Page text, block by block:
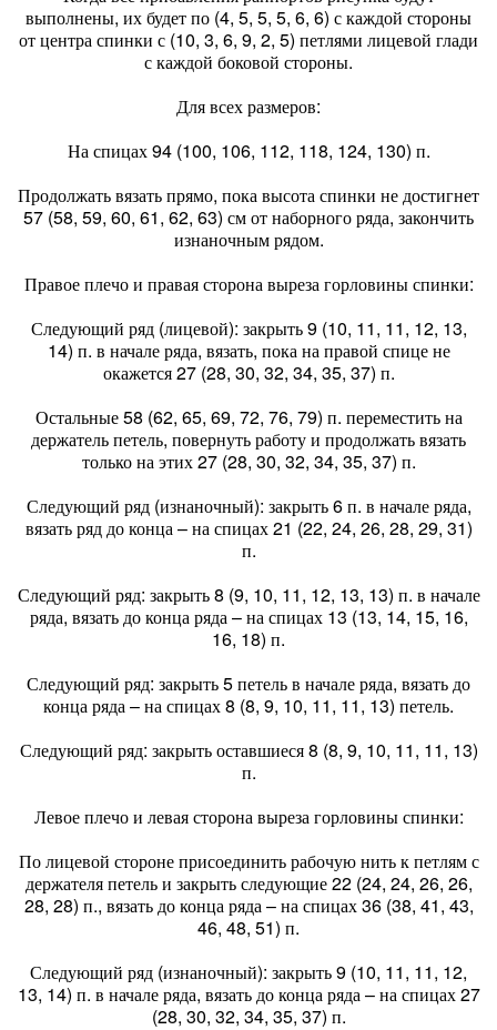
выполнены, их будет по (4, 5, 5, 5, 6, 6) с каждой стороны
от центра спинки с (10, 3, 6, 9, 2, 5) петлями лицевой глади
с каждой боковой стороны.
Для всех размеров:
На спицах 94 (100, 106, 112, 118, 124, 130) п.
Продолжать вязать прямо, пока высота спинки не достигнет
57 (58, 59, 60, 61, 62, 63) см от наборного ряда, закончить
изнаночным рядом.
Правое плечо и правая сторона выреза горловины спинки:
Следующий ряд (лицевой): закрыть 9 (10, 11, 11, 12, 13,
14) п. в начале ряда, вязать, пока на правой спице не
окажется 27 (28, 30, 32, 34, 35, 37) п.
Остальные 58 (62, 65, 69, 72, 76, 79) п. переместить на
держатель петель, повернуть работу и продолжать вязать
только на этих 27 (28, 30, 32, 34, 35, 37) п.
Следующий ряд (изнаночный): закрыть 6 п. в начале ряда,
вязать ряд до конца – на спицах 21 (22, 24, 26, 28, 29, 31)
п.
Следующий ряд: закрыть 8 (9, 10, 11, 12, 13, 13) п. в начале
ряда, вязать до конца ряда – на спицах 13 (13, 14, 15, 16,
16, 18) п.
Следующий ряд: закрыть 5 петель в начале ряда, вязать до
конца ряда – на спицах 8 (8, 9, 10, 11, 11, 13) петель.
Следующий ряд: закрыть оставшиеся 8 (8, 9, 10, 11, 11, 13)
п.
Левое плечо и левая сторона выреза горловины спинки:
По лицевой стороне присоединить рабочую нить к петлям с
держателя петель и закрыть следующие 22 (24, 24, 26, 26,
28, 28) п., вязать до конца ряда – на спицах 36 (38, 41, 43,
46, 48, 51) п.
Следующий ряд (изнаночный): закрыть 9 (10, 11, 11, 12,
13, 14) п. в начале ряда, вязать до конца ряда – на спицах 27
(28, 30, 32, 34, 35, 37) п.